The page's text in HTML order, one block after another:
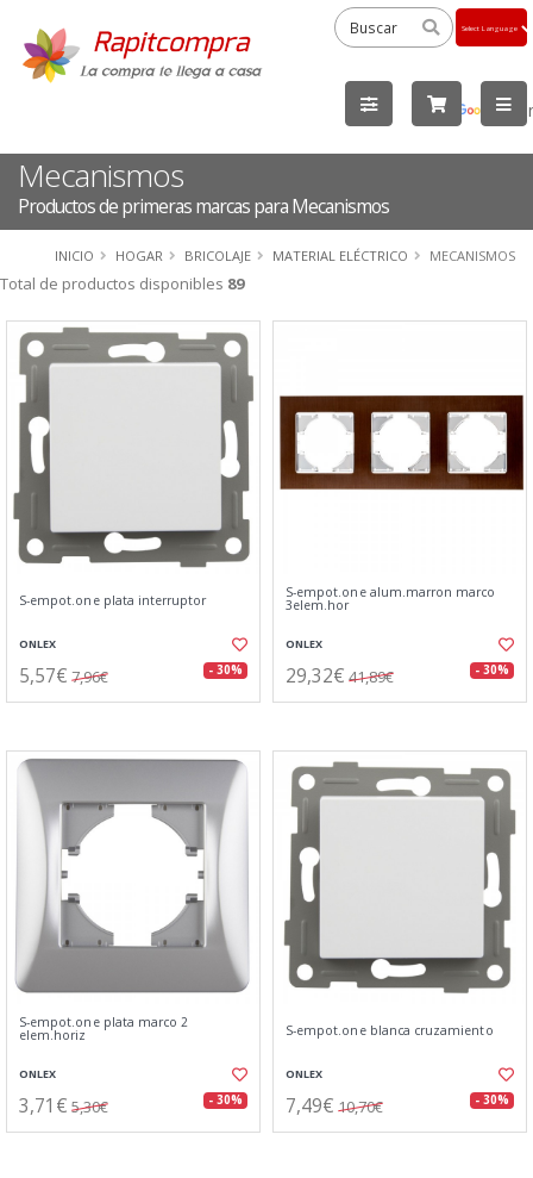
by
Mecanismos
Productos de primeras marcas para Mecanismos
INICIO HOGAR BRICOLAJE MATERIAL ELÉCTRICO MECANISMOS
Total de productos disponibles 89
S-empot.one plata interruptor
ONLEX
5,57€ 7,96€ - 30%
S-empot.one alum.marron marco
3elem.hor
ONLEX
29,32€ 41,89€ - 30%
S-empot.one plata marco 2
elem.horiz
ONLEX
3,71€ 5,30€ - 30%
S-empot.one blanca cruzamiento
ONLEX
7,49€ 10,70€ - 30%